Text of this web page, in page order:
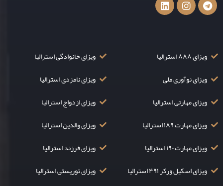
ویزای ۸۸۸ استرالیا
ویزای نوآوری ملی
ویزای مهارتی استرالیا
ویزای مهارت ۱۸۹ استرالیا
ویزای مهارت ۱۹۰ استرالیا
ویزای اسکیل ورکر ۴۹۱ استرالیا
ویزای خانوادگی استرالیا
ویزای نامزدی استرالیا
ویزای ازدواج استرالیا
ویزای والدین استرالیا
ویزای فرزند استرالیا
ویزای توریستی استرالیا